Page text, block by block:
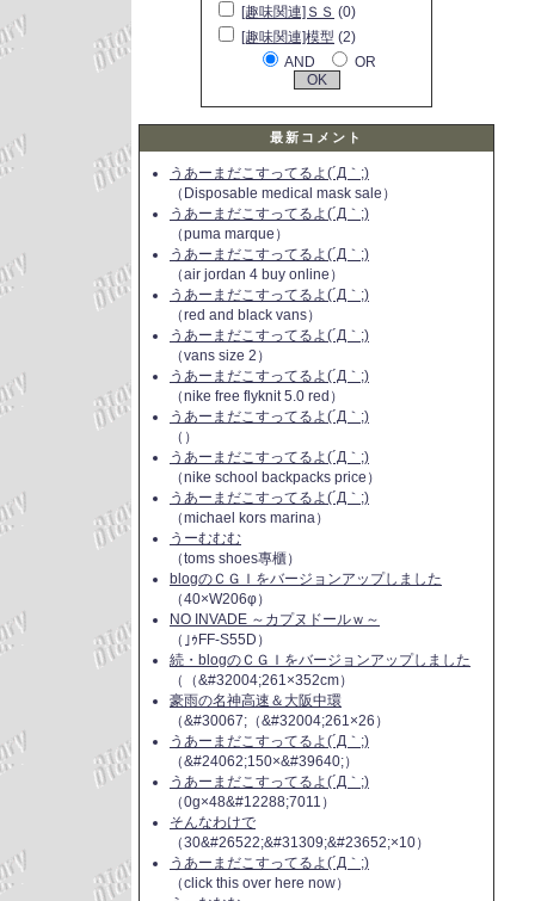
[趣味関連]ＳＳ (0)
[趣味関連]模型 (2)
AND
OR
最新コメント
うあーまだこすってるよ(´Д｀;)
（Disposable medical mask sale）
うあーまだこすってるよ(´Д｀;)
（puma marque）
うあーまだこすってるよ(´Д｀;)
（air jordan 4 buy online）
うあーまだこすってるよ(´Д｀;)
（red and black vans）
うあーまだこすってるよ(´Д｀;)
（vans size 2）
うあーまだこすってるよ(´Д｀;)
（nike free flyknit 5.0 red）
うあーまだこすってるよ(´Д｀;)
（）
うあーまだこすってるよ(´Д｀;)
（nike school backpacks price）
うあーまだこすってるよ(´Д｀;)
（michael kors marina）
うーむむむ
（toms shoes專櫃）
blogのＣＧＩをバージョンアップしました
（40×W206φ）
NO INVADE ～カプヌドールｗ～
（｣ｩFF-S55D）
続・blogのＣＧＩをバージョンアップしました
（（&#32004;261×352cm）
豪雨の名神高速＆大阪中環
（&#30067;（&#32004;261×26）
うあーまだこすってるよ(´Д｀;)
（&#24062;150×&#39640;）
うあーまだこすってるよ(´Д｀;)
（0g×48&#12288;7011）
そんなわけで
（30&#26522;&#31309;&#23652;×10）
うあーまだこすってるよ(´Д｀;)
（click this over here now）